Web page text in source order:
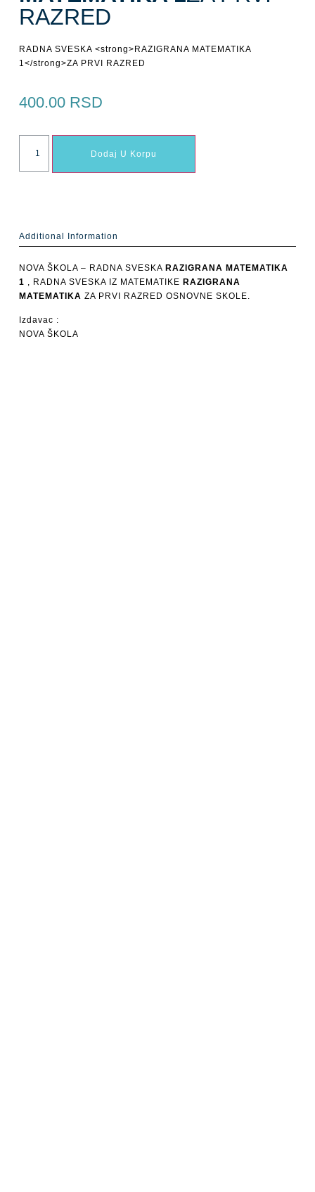
RAZRED
RADNA SVESKA <strong>RAZIGRANA MATEMATIKA
1</strong>ZA PRVI RAZRED
400.00 RSD
Dodaj U Korpu
Additional Information
NOVA ŠKOLA – RADNA SVESKA RAZIGRANA MATEMATIKA
1 , RADNA SVESKA IZ MATEMATIKE RAZIGRANA
MATEMATIKA ZA PRVI RAZRED OSNOVNE SKOLE.
Izdavac :
NOVA ŠKOLA